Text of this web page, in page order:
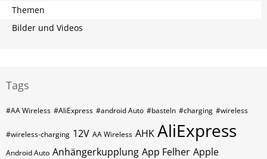
Themen
Bilder und Videos
Tags
#AA Wireless #AliExpress #android Auto #basteln #charging #wireless
#wireless-charging 12V AA Wireless AHK AliExpress
Android Auto Anhängerkupplung App Felher Apple